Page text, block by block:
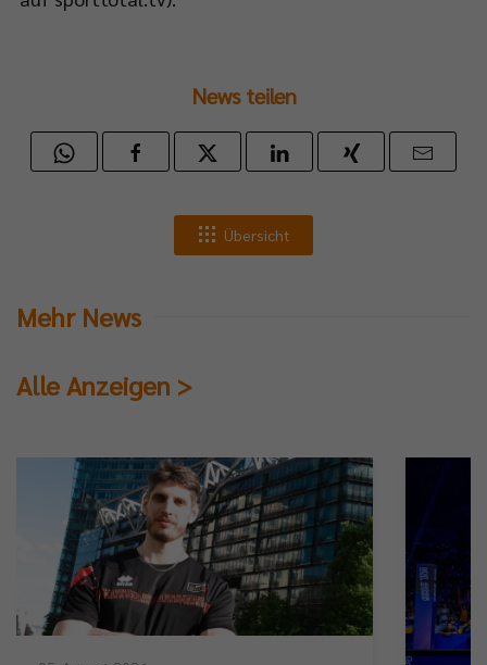
News teilen
Übersicht
Mehr News
Alle Anzeigen >